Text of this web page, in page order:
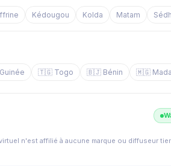
Kédougou Kolda Matam
🇹🇬 Togo 🇧🇯 Bénin 🇲🇬
n'est affilié à aucune marque ou diffuseur